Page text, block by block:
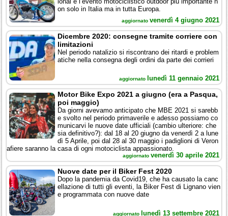
on solo in Italia ma in tutta Europa.
aggiornato venerdì 4 giugno 2021
Dicembre 2020: consegne tramite corriere con
limitazioni
Nel periodo natalizio si riscontrano dei ritardi e problem
atiche nella consegna degli ordini da parte dei corrieri
aggiornato lunedì 11 gennaio 2021
Motor Bike Expo 2021 a giugno (era a Pasqua,
poi maggio)
Da giorni avevamo anticipato che MBE 2021 si sarebb
e svolto nel periodo primaverile e adesso possiamo co
municarvi le nuove date ufficiali (cambio ulteriore: che
sia definitivo?): dal 18 al 20 giugno da venerdì 2 a lune
dì 5 Aprile, poi dal 28 al 30 maggio i padiglioni di Veron
afiere saranno la casa di ogni motociclista appassionato.
aggiornato venerdì 30 aprile 2021
Nuove date per il Biker Fest 2020
Dopo la pandemia da Covid19, che ha causato la canc
ellazione di tutti gli eventi, la Biker Fest di Lignano vien
e programmata con nuove date
aggiornato lunedì 13 settembre 2021